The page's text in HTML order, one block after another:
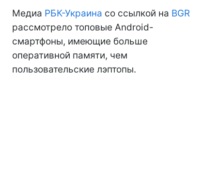
Медиа РБК-Украина со ссылкой на BGR
рассмотрело топовые Android-
смартфоны, имеющие больше
оперативной памяти, чем
пользовательские лэптопы.